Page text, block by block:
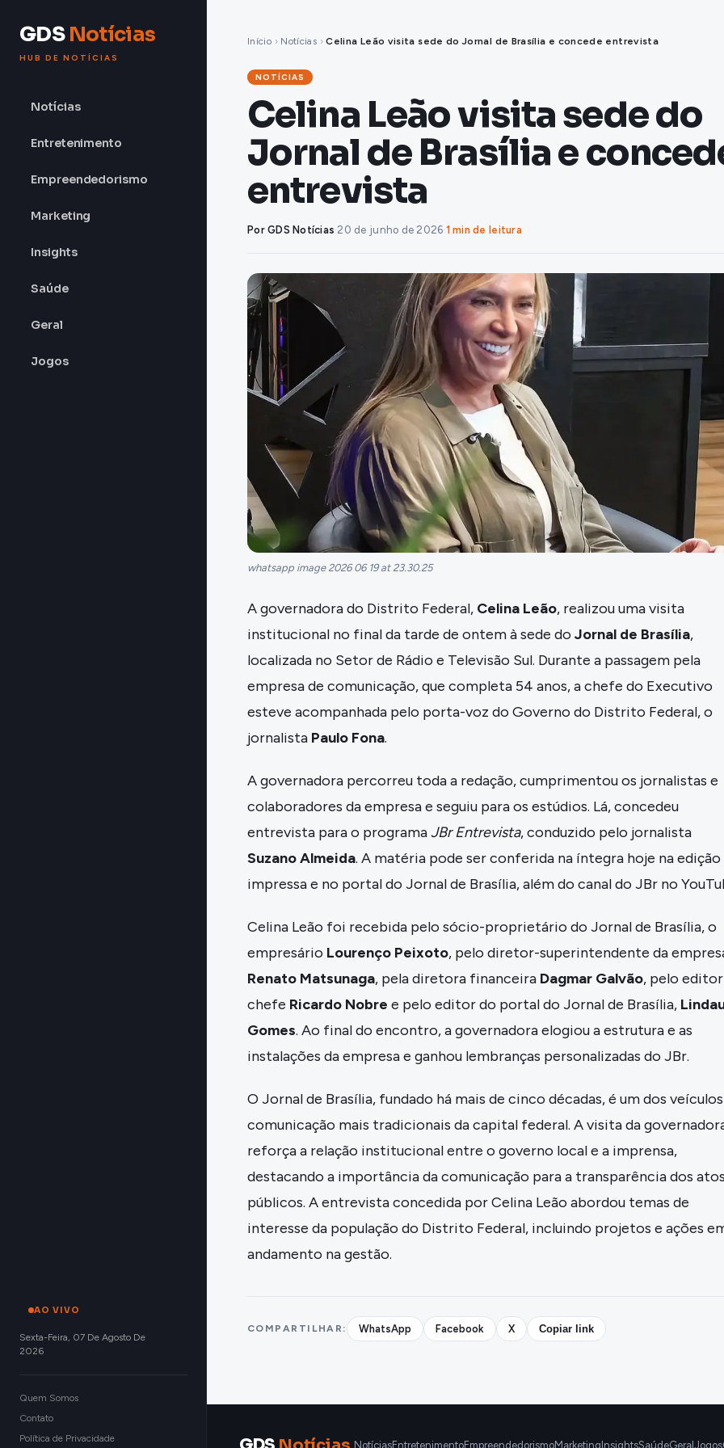
GDSNotícias
HUB DE NOTÍCIAS
Notícias
Entretenimento
Empreendedorismo
Marketing
Insights
Saúde
Geral
Jogos
AO VIVO
Sexta-Feira, 07 De Agosto De
2026
Quem Somos
Contato
Política de Privacidade
Início › Notícias › Celina Leão visita sede do Jornal de Brasília e concede entrevista
NOTÍCIAS
Celina Leão visita sede do
Jornal de Brasília e
entrevista
Por GDS Notícias·20 de junho de 2026·1 min de leitura
whatsapp image 2026 06 19 at 23.30.25
A governadora do Distrito Federal, Celina Leão, realizou uma visita
institucional no final da tarde de ontem à sede do Jornal de Brasília,
localizada no Setor de Rádio e Televisão Sul. Durante a passagem pela
empresa de comunicação, que completa 54 anos, a chefe do Executivo
esteve acompanhada pelo porta-voz do Governo do Distrito Federal, o
jornalista Paulo Fona.
A governadora percorreu toda a redação, cumprimentou os jornalistas e
colaboradores da empresa e seguiu para os estúdios. Lá, concedeu
entrevista para o programaJBr Entrevista, conduzido pelo jornalista
Suzano Almeida. A matéria pode ser conferida na íntegra hoje na edição
impressa e no portal do Jornal de Brasília, além do canal do JBr no
Celina Leão foi recebida pelo sócio-proprietário do Jornal de Brasília, o
empresário Lourenço Peixoto, pelo diretor-superintendente da
Renato Matsunaga, pela diretora financeira Dagmar Galvão, pelo
chefe Ricardo Nobre e pelo editor do portal do Jornal de Brasília,
Gomes. Ao final do encontro, a governadora elogiou a estrutura e as
instalações da empresa e ganhou lembranças personalizadas do JBr.
O Jornal de Brasília, fundado há mais de cinco décadas, é um dos
comunicação mais tradicionais da capital federal. A visita da
reforça a relação institucional entre o governo local e a imprensa,
destacando a importância da comunicação para a transparência dos atos
públicos. A entrevista concedida por Celina Leão abordou temas de
interesse da população do Distrito Federal, incluindo projetos e ações
andamento na gestão.
COMPARTILHAR: WhatsApp Facebook X Copiar link
NotíciasEntretenimentoEmpreendedorismoMarketing InsightsSaúdeGeral Jogos